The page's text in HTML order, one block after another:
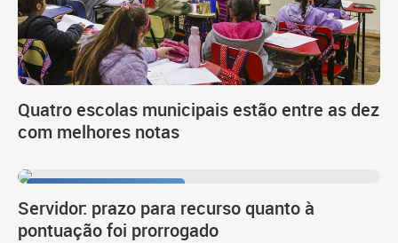
Quatro escolas municipais estão entre as dez
com melhores notas
Servidor: prazo para recurso quanto à
pontuação foi prorrogado